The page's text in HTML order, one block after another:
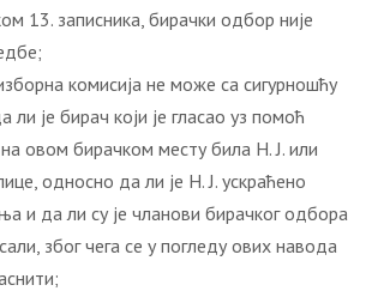
13. записника, бирачки одбор није
комисија не може са сигурношћу
ли је бирач који је гласао уз помоћ
на овом бирачком месту била Н. Ј. или
односно да ли је Н. Ј. ускраћено
и да ли су је чланови бирачког одбора
због чега се у погледу ових навода